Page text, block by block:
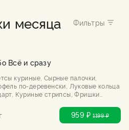
месяца
Всё и сразу
куриные, Сырные палочки,
по-деревенски, Луковые кольца
Куриные стрипсы, Фришки
с чили соусом, Соусы: сырный,
кетчуп, барбекю. ***На блюдо959 ₽ 1199₽